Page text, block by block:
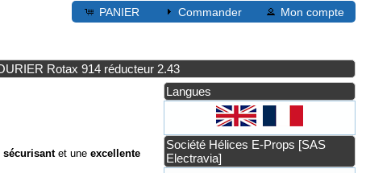
PANIER Commander Mon compte
Rotax 914 réducteur 2.43
sécurisantet une excellente
Langues
Société Hélices E-Props [SAS
Electravia]